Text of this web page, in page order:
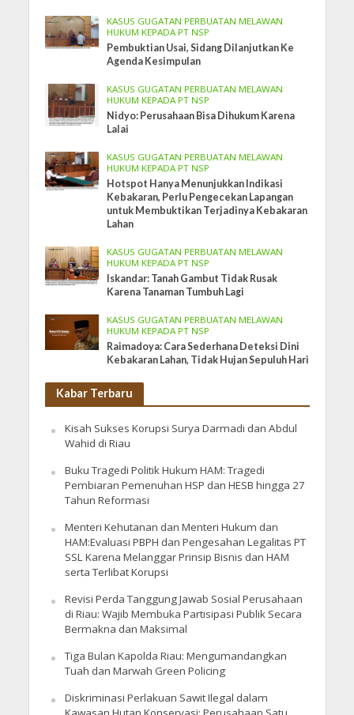
KASUS GUGATAN PERBUATAN MELAWAN
HUKUM KEPADA PT NSP
Pembuktian Usai, Sidang Dilanjutkan Ke
Agenda Kesimpulan
KASUS GUGATAN PERBUATAN MELAWAN
HUKUM KEPADA PT NSP
Nidyo: Perusahaan Bisa Dihukum Karena
Lalai
KASUS GUGATAN PERBUATAN MELAWAN
HUKUM KEPADA PT NSP
Hotspot Hanya Menunjukkan Indikasi
Kebakaran, Perlu Pengecekan Lapangan
untuk Membuktikan Terjadinya Kebakaran
Lahan
KASUS GUGATAN PERBUATAN MELAWAN
HUKUM KEPADA PT NSP
Iskandar: Tanah Gambut Tidak Rusak
Karena Tanaman Tumbuh Lagi
KASUS GUGATAN PERBUATAN MELAWAN
HUKUM KEPADA PT NSP
Raimadoya: Cara Sederhana Deteksi Dini
Kebakaran Lahan, Tidak Hujan Sepuluh Hari
Kabar Terbaru
Kisah Sukses Korupsi Surya Darmadi dan Abdul
Wahid di Riau
Buku Tragedi Politik Hukum HAM: Tragedi
Pembiaran Pemenuhan HSP dan HESB hingga 27
Tahun Reformasi
Menteri Kehutanan dan Menteri Hukum dan
HAM:Evaluasi PBPH dan Pengesahan Legalitas PT
SSL Karena Melanggar Prinsip Bisnis dan HAM
serta Terlibat Korupsi
Revisi Perda Tanggung Jawab Sosial Perusahaan
di Riau: Wajib Membuka Partisipasi Publik Secara
Bermakna dan Maksimal
Tiga Bulan Kapolda Riau: Mengumandangkan
Tuah dan Marwah Green Policing
Diskriminasi Perlakuan Sawit Ilegal dalam